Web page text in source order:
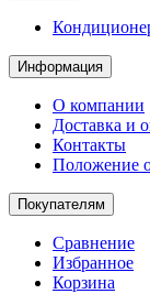
Информация
О компании
Доставка и
Контакты
Положение
Покупателям
Сравнение
Избранное
Корзина